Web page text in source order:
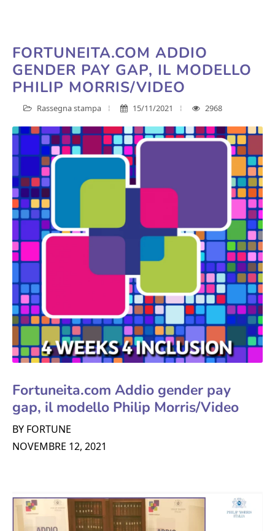
FORTUNEITA.COM ADDIO
GENDER PAY GAP, IL MODELLO
PHILIP MORRIS/VIDEO
Rassegna stampa 15/11/2021 2968
Fortuneita.com Addio gender pay
gap, il modello Philip Morris/Video
BY FORTUNE
NOVEMBRE 12, 2021